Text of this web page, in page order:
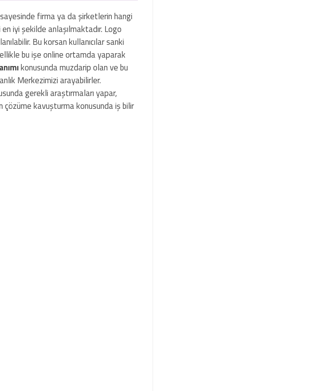
firma ya da şirketlerin hangi
iyi şekilde anlaşılmaktadır. Logo
Bu korsan kullanıcılar sanki
bu işe online ortamda yaparak
konusunda muzdarip olan ve bu
Merkezimizi arayabilirler.
gerekli araştırmaları yapar,
çözüme kavuşturma konusunda iş bilir